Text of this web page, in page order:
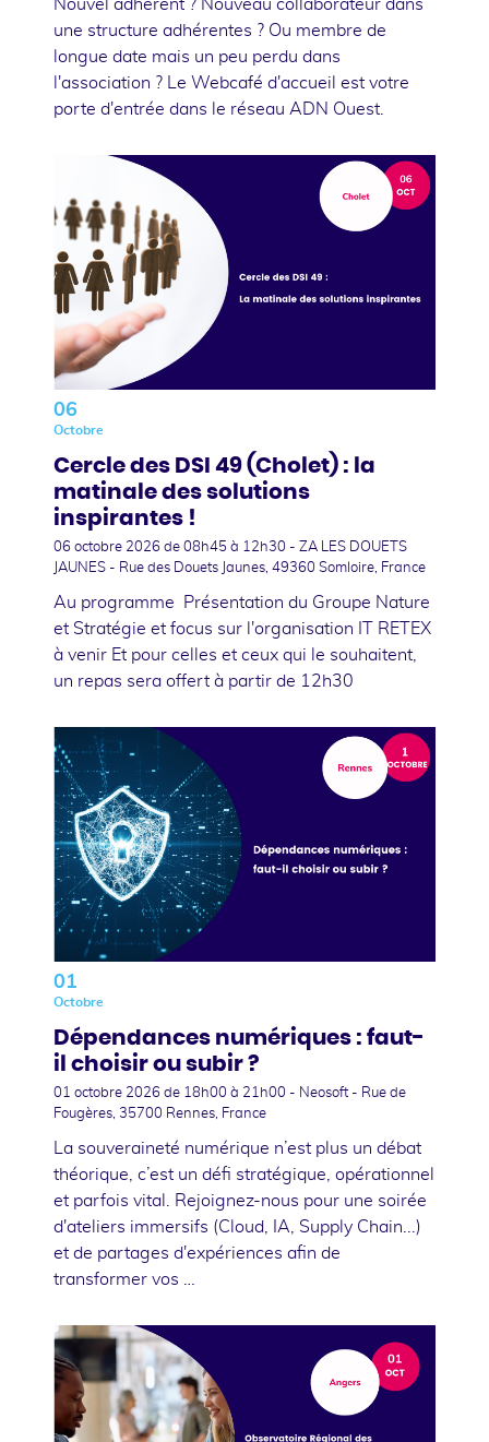
Nouvel adhérent ? Nouveau collaborateur dans
une structure adhérentes ? Ou membre de
longue date mais un peu perdu dans
l'association ? Le Webcafé d'accueil est votre
porte d'entrée dans le réseau ADN Ouest.
06
Octobre
Cercle des DSI 49 (Cholet) : la
matinale des solutions
inspirantes !
06 octobre 2026 de 08h45 à 12h30 - ZA LES DOUETS
JAUNES - Rue des Douets Jaunes, 49360 Somloire, France
Au programme Présentation du Groupe Nature
et Stratégie et focus sur l'organisation IT RETEX
à venir Et pour celles et ceux qui le souhaitent,
un repas sera offert à partir de 12h30
01
Octobre
Dépendances numériques : faut-
il choisir ou subir ?
01 octobre 2026 de 18h00 à 21h00 - Neosoft - Rue de
Fougères, 35700 Rennes, France
La souveraineté numérique n’est plus un débat
théorique, c’est un défi stratégique, opérationnel
et parfois vital. Rejoignez-nous pour une soirée
d'ateliers immersifs (Cloud, IA, Supply Chain...)
et de partages d'expériences afin de
transformer vos …